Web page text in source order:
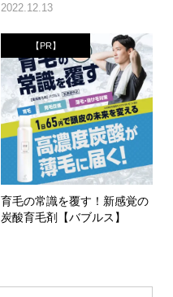
2022.12.13
【PR】
育毛の常識を覆す！新感覚の
炭酸育毛剤【バブルス】